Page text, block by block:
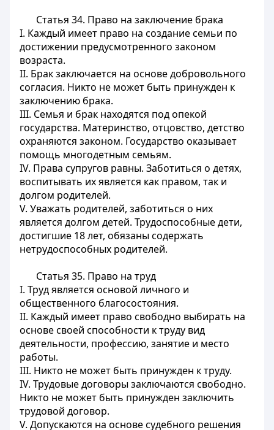
Статья 34. Право на заключение брака
I. Каждый имеет право на создание семьи по
достижении предусмотренного законом
возраста.
II. Брак заключается на основе добровольного
согласия. Никто не может быть принужден к
заключению брака.
III. Семья и брак находятся под опекой
государства. Материнство, отцовство, детство
охраняются законом. Государство оказывает
помощь многодетным семьям.
IV. Права супругов равны. Заботиться о детях,
воспитывать их является как правом, так и
долгом родителей.
V. Уважать родителей, заботиться о них
является долгом детей. Трудоспособные дети,
достигшие 18 лет, обязаны содержать
нетрудоспособных родителей.
Статья 35. Право на труд
I. Труд является основой личного и
общественного благосостояния.
II. Каждый имеет право свободно выбирать на
основе своей способности к труду вид
деятельности, профессию, занятие и место
работы.
III. Никто не может быть принужден к труду.
IV. Трудовые договоры заключаются свободно.
Никто не может быть принужден заключить
трудовой договор.
V. Допускаются на основе судебного решения